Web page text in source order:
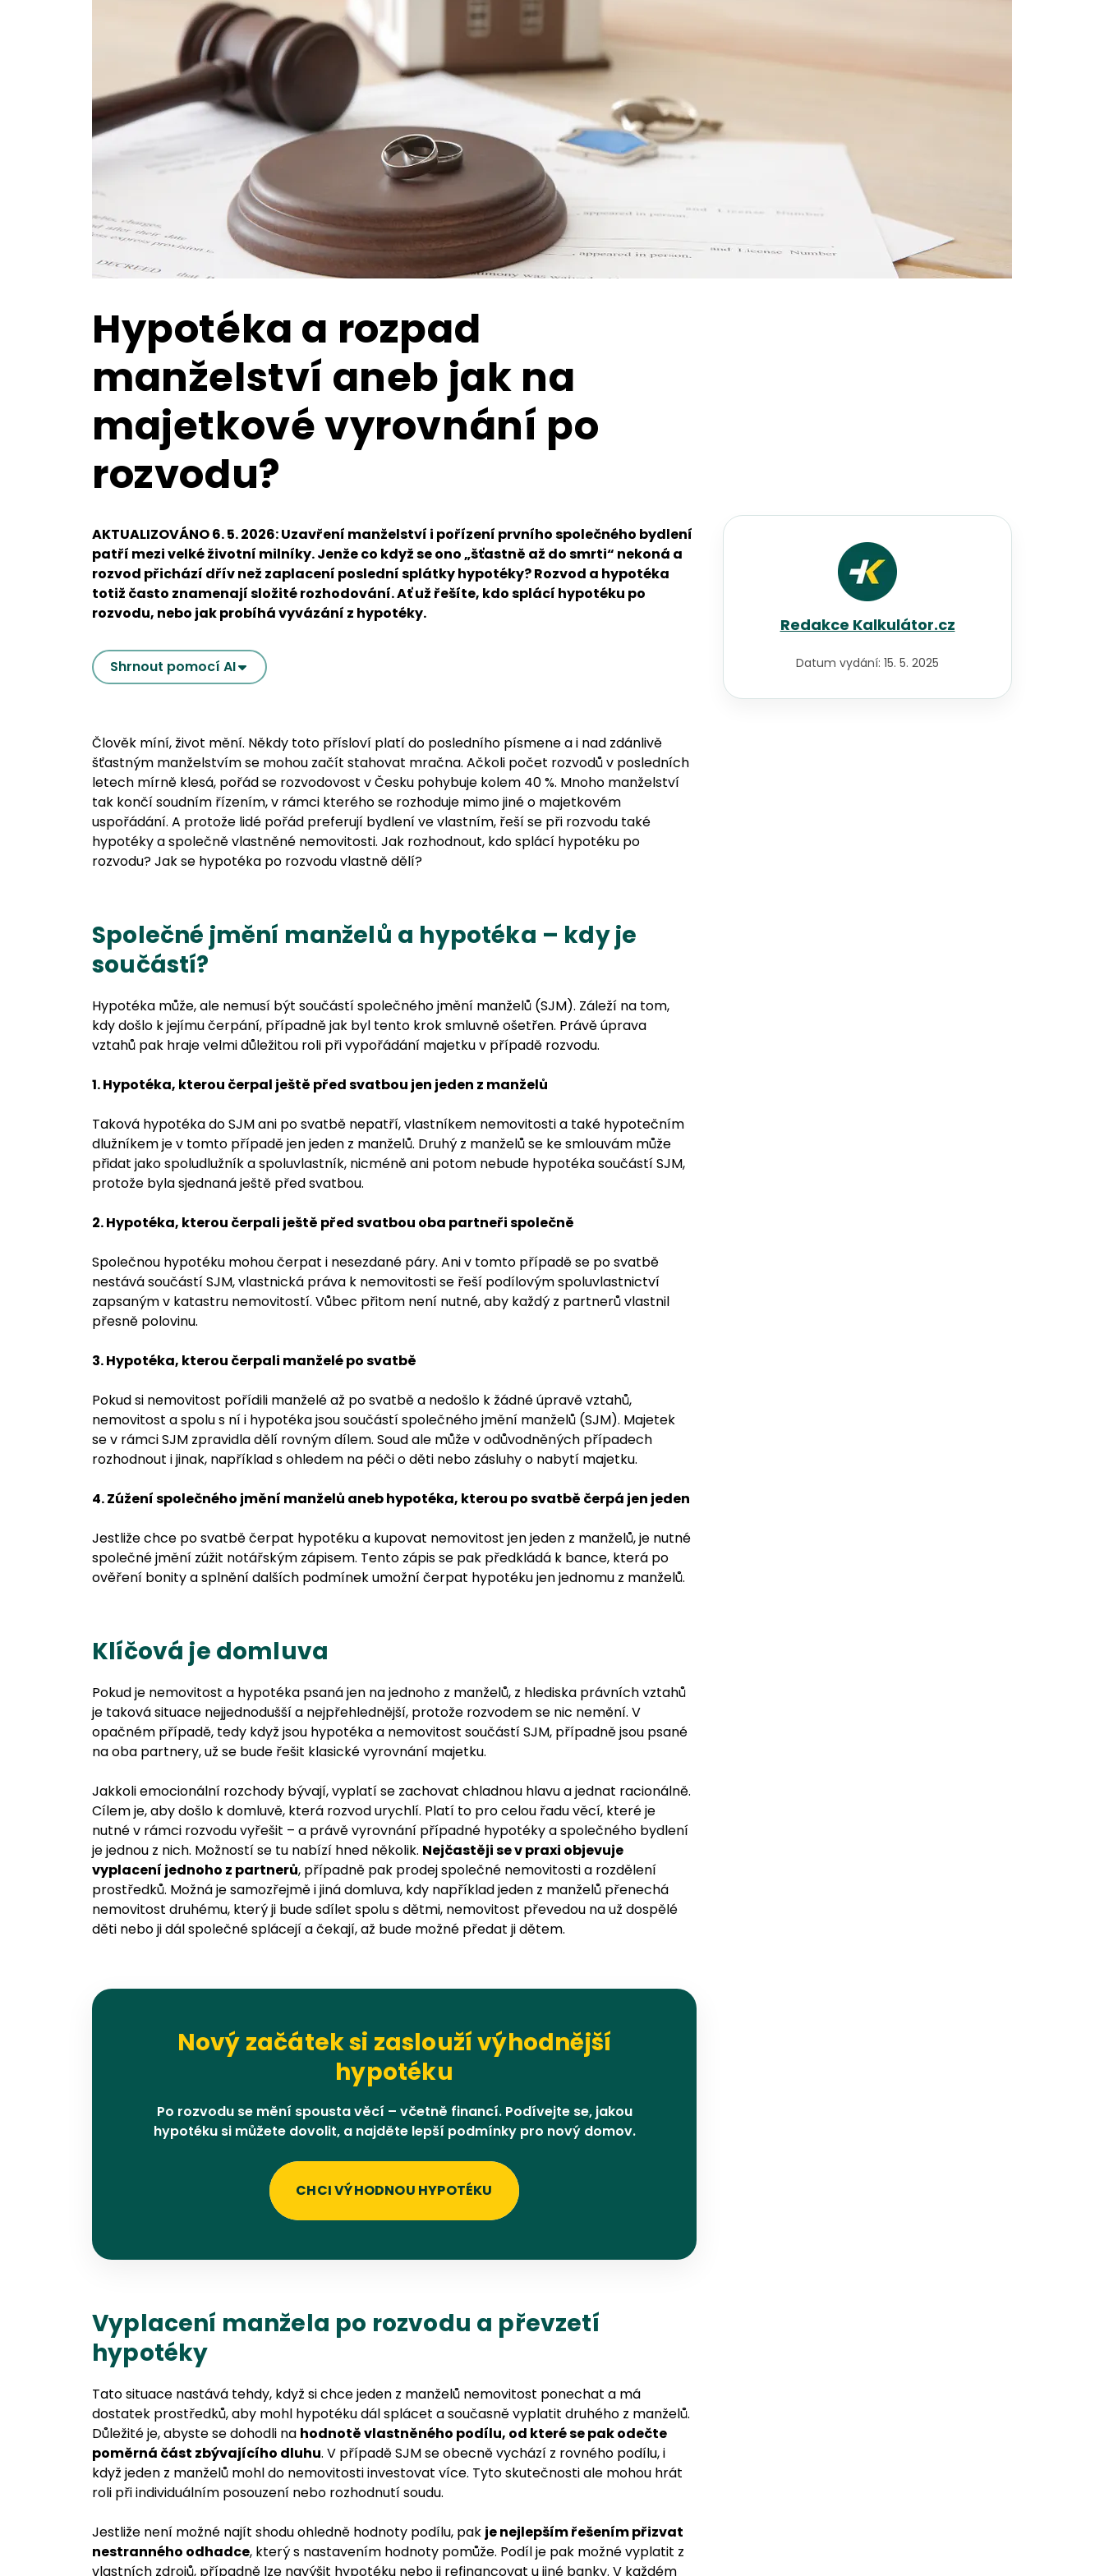
Hypotéka a rozpad
manželství aneb jak na
majetkové vyrovnání po
rozvodu?
AKTUALIZOVÁNO 6. 5. 2026: Uzavření manželství i pořízení prvního společného bydlení
patří mezi velké životní milníky. Jenže co když se ono „šťastně až do smrti“ nekoná a
rozvod přichází dřív než zaplacení poslední splátky hypotéky? Rozvod a hypotéka
totiž často znamenají složité rozhodování. Ať už řešíte, kdo splácí hypotéku po
rozvodu, nebo jak probíhá vyvázání z hypotéky.
Shrnout pomocí AI
Člověk míní, život mění. Někdy toto přísloví platí do posledního písmene a i nad zdánlivě
šťastným manželstvím se mohou začít stahovat mračna. Ačkoli počet rozvodů v posledních
letech mírně klesá, pořád se rozvodovost v Česku pohybuje kolem 40 %. Mnoho manželství
tak končí soudním řízením, v rámci kterého se rozhoduje mimo jiné o majetkovém
uspořádání. A protože lidé pořád preferují bydlení ve vlastním, řeší se při rozvodu také
hypotéky a společně vlastněné nemovitosti. Jak rozhodnout, kdo splácí hypotéku po
rozvodu? Jak se hypotéka po rozvodu vlastně dělí?
Společné jmění manželů a hypotéka – kdy je
součástí?
Hypotéka může, ale nemusí být součástí společného jmění manželů (SJM). Záleží na tom,
kdy došlo k jejímu čerpání, případně jak byl tento krok smluvně ošetřen. Právě úprava
vztahů pak hraje velmi důležitou roli při vypořádání majetku v případě rozvodu.
1. Hypotéka, kterou čerpal ještě před svatbou jen jeden z manželů
Taková hypotéka do SJM ani po svatbě nepatří, vlastníkem nemovitosti a také hypotečním
dlužníkem je v tomto případě jen jeden z manželů. Druhý z manželů se ke smlouvám může
přidat jako spoludlužník a spoluvlastník, nicméně ani potom nebude hypotéka součástí SJM,
protože byla sjednaná ještě před svatbou.
2. Hypotéka, kterou čerpali ještě před svatbou oba partneři společně
Společnou hypotéku mohou čerpat i nesezdané páry. Ani v tomto případě se po svatbě
nestává součástí SJM, vlastnická práva k nemovitosti se řeší podílovým spoluvlastnictví
zapsaným v katastru nemovitostí. Vůbec přitom není nutné, aby každý z partnerů vlastnil
přesně polovinu.
3. Hypotéka, kterou čerpali manželé po svatbě
Pokud si nemovitost pořídili manželé až po svatbě a nedošlo k žádné úpravě vztahů,
nemovitost a spolu s ní i hypotéka jsou součástí společného jmění manželů (SJM). Majetek
se v rámci SJM zpravidla dělí rovným dílem. Soud ale může v odůvodněných případech
rozhodnout i jinak, například s ohledem na péči o děti nebo zásluhy o nabytí majetku.
4. Zúžení společného jmění manželů aneb hypotéka, kterou po svatbě čerpá jen jeden
Jestliže chce po svatbě čerpat hypotéku a kupovat nemovitost jen jeden z manželů, je nutné
společné jmění zúžit notářským zápisem. Tento zápis se pak předkládá k bance, která po
ověření bonity a splnění dalších podmínek umožní čerpat hypotéku jen jednomu z manželů.
Klíčová je domluva
Pokud je nemovitost a hypotéka psaná jen na jednoho z manželů, z hlediska právních vztahů
je taková situace nejjednodušší a nejpřehlednější, protože rozvodem se nic nemění. V
opačném případě, tedy když jsou hypotéka a nemovitost součástí SJM, případně jsou psané
na oba partnery, už se bude řešit klasické vyrovnání majetku.
Jakkoli emocionální rozchody bývají, vyplatí se zachovat chladnou hlavu a jednat racionálně.
Cílem je, aby došlo k domluvě, která rozvod urychlí. Platí to pro celou řadu věcí, které je
nutné v rámci rozvodu vyřešit – a právě vyrovnání případné hypotéky a společného bydlení
je jednou z nich. Možností se tu nabízí hned několik. Nejčastěji se v praxi objevuje
vyplacení jednoho z partnerů, případně pak prodej společné nemovitosti a rozdělení
prostředků. Možná je samozřejmě i jiná domluva, kdy například jeden z manželů přenechá
nemovitost druhému, který ji bude sdílet spolu s dětmi, nemovitost převedou na už dospělé
děti nebo ji dál společné splácejí a čekají, až bude možné předat ji dětem.
Nový začátek si zaslouží výhodnější
hypotéku
Po rozvodu se mění spousta věcí – včetně financí. Podívejte se, jakou
hypotéku si můžete dovolit, a najděte lepší podmínky pro nový domov.
CHCI VÝHODNOU HYPOTÉKU
Vyplacení manžela po rozvodu a převzetí
hypotéky
Tato situace nastává tehdy, když si chce jeden z manželů nemovitost ponechat a má
dostatek prostředků, aby mohl hypotéku dál splácet a současně vyplatit druhého z manželů.
Důležité je, abyste se dohodli na hodnotě vlastněného podílu, od které se pak odečte
poměrná část zbývajícího dluhu. V případě SJM se obecně vychází z rovného podílu, i
když jeden z manželů mohl do nemovitosti investovat více. Tyto skutečnosti ale mohou hrát
roli při individuálním posouzení nebo rozhodnutí soudu.
Jestliže není možné najít shodu ohledně hodnoty podílu, pak je nejlepším řešením přizvat
nestranného odhadce, který s nastavením hodnoty pomůže. Podíl je pak možné vyplatit z
vlastních zdrojů, případně lze navýšit hypotéku nebo ji refinancovat u jiné banky. V každém
Redakce Kalkulátor.cz
Datum vydání: 15. 5. 2025